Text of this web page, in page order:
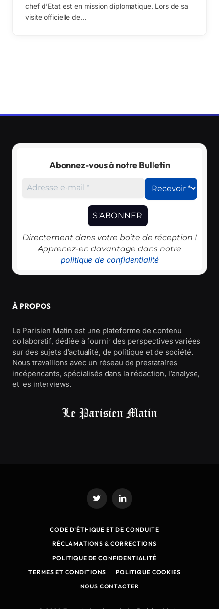
chef d’Etat est en mission diplomatique. Lors de sa
visite officielle de…
Abonnez-vous à notre Bulletin
Directement dans votre boîte de réception !
Apprenez-en davantage dans notre
politique de confidentialité
À PROPOS
Le Parisien Matin est une plateforme de contenu
collaboratif, dédiée à fournir des perspectives variées
sur des sujets d’actualité, de politique et de société.
Nous travaillons avec un réseau de prestataires
indépendants, spécialisés dans la rédaction, l’analyse,
et les interviews.
Twitter LinkedIn
CODE D’ÉTHIQUE ET DE CONDUITE
RÉCLAMATIONS & CORRECTIONS
POLITIQUE DE CONFIDENTIALITÉ
TERMES ET CONDITIONS
POLITIQUE COOKIES
NOUS CONTACTER